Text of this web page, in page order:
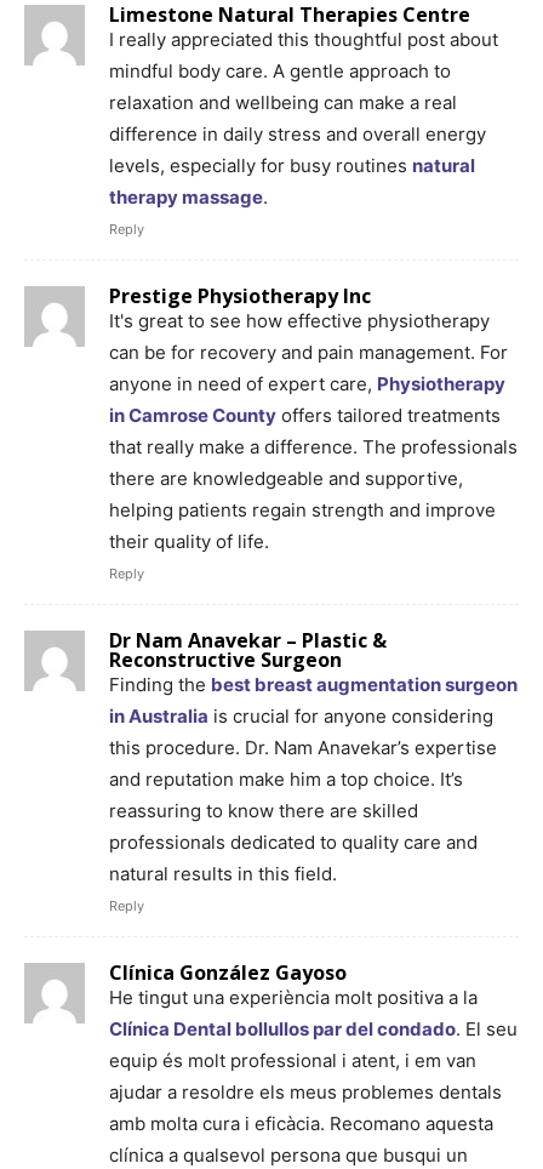
Limestone Natural Therapies Centre
I really appreciated this thoughtful post about
mindful body care. A gentle approach to
relaxation and wellbeing can make a real
difference in daily stress and overall energy
levels, especially for busy routines natural
therapy massage.
Reply
Prestige Physiotherapy Inc
It's great to see how effective physiotherapy
can be for recovery and pain management. For
anyone in need of expert care, Physiotherapy
in Camrose County offers tailored treatments
that really make a difference. The professionals
there are knowledgeable and supportive,
helping patients regain strength and improve
their quality of life.
Reply
Dr Nam Anavekar – Plastic &
Reconstructive Surgeon
Finding the best breast augmentation surgeon
in Australia is crucial for anyone considering
this procedure. Dr. Nam Anavekar’s expertise
and reputation make him a top choice. It’s
reassuring to know there are skilled
professionals dedicated to quality care and
natural results in this field.
Reply
Clínica González Gayoso
He tingut una experiència molt positiva a la
Clínica Dental bollullos par del condado. El seu
equip és molt professional i atent, i em van
ajudar a resoldre els meus problemes dentals
amb molta cura i eficàcia. Recomano aquesta
clínica a qualsevol persona que busqui un